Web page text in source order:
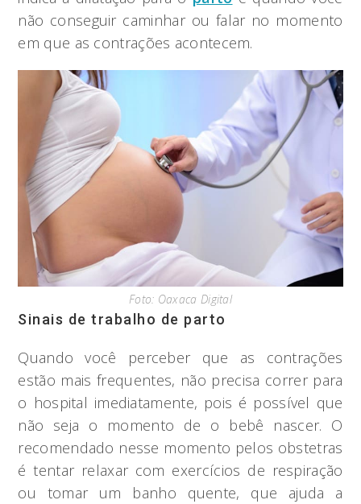
não conseguir caminhar ou falar no momento
em que as contrações acontecem.
Foto: Oaxaca Digital
Sinais de trabalho de parto
Quando você perceber que as contrações
estão mais frequentes, não precisa correr para
o hospital imediatamente, pois é possível que
não seja o momento de o bebê nascer. O
recomendado nesse momento pelos obstetras
é tentar relaxar com exercícios de respiração
ou tomar um banho quente, que ajuda a